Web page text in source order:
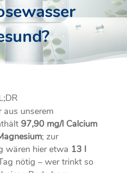
unserem
97,90 mg/l Calcium
; zur
wären hier etwa 13 l
nötig – wer trinkt so